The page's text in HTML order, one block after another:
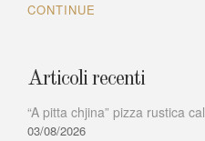
CONTINUE
Articoli recenti
“A pitta chjina” pizza rustica
03/08/2026